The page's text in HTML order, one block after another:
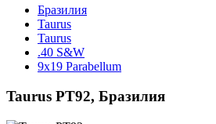
Бразилия
Taurus
Taurus
.40 S&W
9x19 Parabellum
Taurus PT92, Бразилия